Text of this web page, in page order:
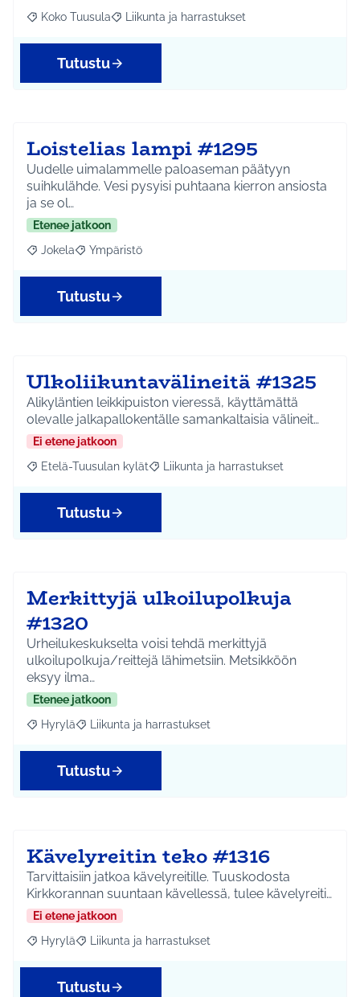
Rajaa tulokset aihepiirin mukaan: Koko Tuusula
Koko Tuusula Rajaa tulokset teeman mukaan: Liikunta ja
Liikunta ja harrastukset
Tutustu
Loistelias lampi #1295
Uudelle uimalammelle paloaseman päätyyn
suihkulähde. Vesi pysyisi puhtaana kierron ansiosta
ja se ol…
Etenee jatkoon
Rajaa tulokset aihepiirin mukaan: Jokela
Jokela Rajaa tulokset teeman mukaan: Ympäristö
Ympäristö
Tutustu
Ulkoliikuntavälineitä #1325
Alikyläntien leikkipuiston vieressä, käyttämättä
olevalle jalkapallokentälle samankaltaisia välineit…
Ei etene jatkoon
Rajaa tulokset aihepiirin mukaan: Etelä-Tuusulan kylät
Etelä-Tuusulan kylät Rajaa tulokset teeman mukaan:
Liikunta ja harrastukset
Tutustu
Merkittyjä ulkoilupolkuja
#1320
Urheilukeskukselta voisi tehdä merkittyjä
ulkoilupolkuja/reittejä lähimetsiin. Metsikköön
eksyy ilma…
Etenee jatkoon
Rajaa tulokset aihepiirin mukaan: Hyrylä
Hyrylä Rajaa tulokset teeman mukaan: Liikunta ja
Liikunta ja harrastukset
Tutustu
Kävelyreitin teko #1316
Tarvittaisiin jatkoa kävelyreitille. Tuuskodosta
Kirkkorannan suuntaan kävellessä, tulee kävelyreiti…
Ei etene jatkoon
Rajaa tulokset aihepiirin mukaan: Hyrylä
Hyrylä Rajaa tulokset teeman mukaan: Liikunta ja
Liikunta ja harrastukset
Tutustu